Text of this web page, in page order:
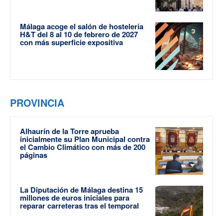
Málaga acoge el salón de hostelería
H&T del 8 al 10 de febrero de 2027
con más superficie expositiva
PROVINCIA
Alhaurín de la Torre aprueba
inicialmente su Plan Municipal contra
el Cambio Climático con más de 200
páginas
La Diputación de Málaga destina 15
millones de euros iniciales para
reparar carreteras tras el temporal